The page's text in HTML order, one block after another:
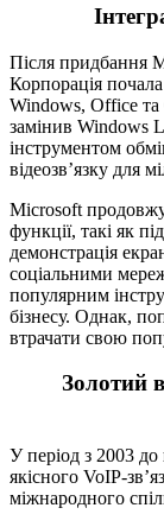
Після придбання
Корпорація
Windows, Office та
замінив Windows
інструментом
відеозв’язку для
Microsoft
функції, такі як
демонстрація
соціальними
популярним
бізнесу. Однак,
втрачати свою
Золотий
У період з 2003
якісного VoIP-
міжнародного